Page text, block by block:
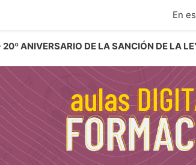
ANIVERSARIO DE LA SANCIÓN DE LA
En